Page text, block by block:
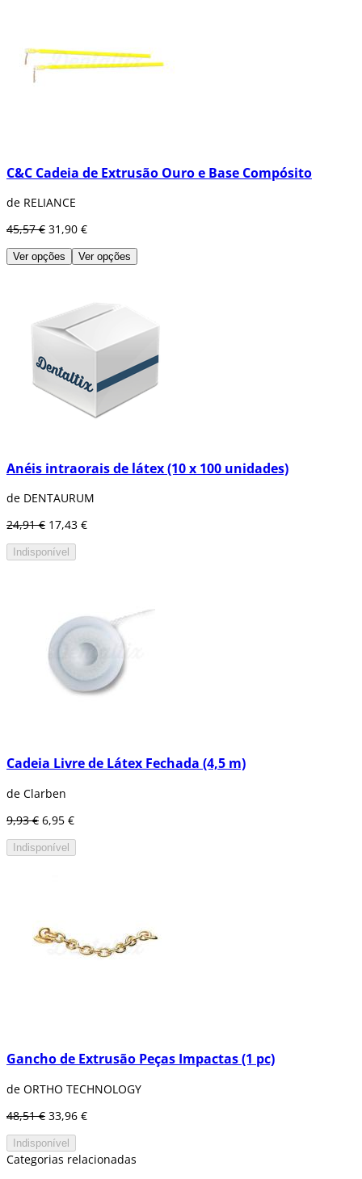
C&C Cadeia de Extrusão Ouro e Base Compósito
de RELIANCE
45,57 € 31,90 €
Ver opções Ver opções
Anéis intraorais de látex (10 x 100 unidades)
de DENTAURUM
24,91 € 17,43 €
Indisponível
Cadeia Livre de Látex Fechada (4,5 m)
de Clarben
9,93 € 6,95 €
Indisponível
Gancho de Extrusão Peças Impactas (1 pc)
de ORTHO TECHNOLOGY
48,51 € 33,96 €
Indisponível
Categorias relacionadas